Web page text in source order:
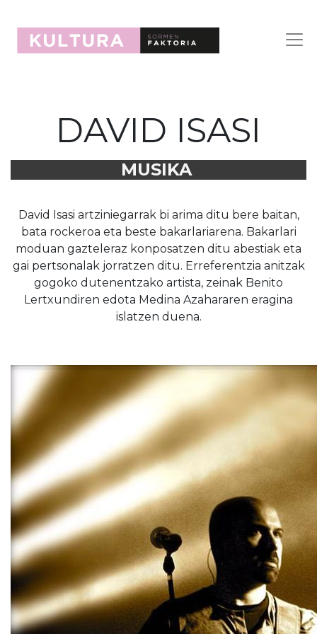
DAVID ISASI
MUSIKA
David Isasi artziniegarrak bi arima ditu bere baitan,
bata rockeroa eta beste bakarlariarena. Bakarlari
moduan gazteleraz konposatzen ditu abestiak eta
gai pertsonalak jorratzen ditu. Erreferentzia anitzak
gogoko dutenentzako artista, zeinak Benito
Lertxundiren edota Medina Azahararen eragina
islatzen duena.